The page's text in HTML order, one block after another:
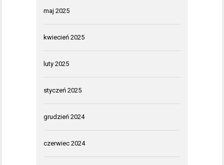
maj 2025
kwiecień 2025
luty 2025
styczeń 2025
grudzień 2024
czerwiec 2024